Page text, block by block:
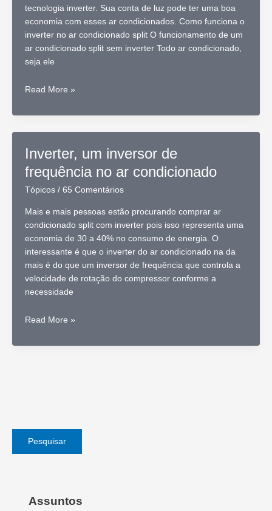
Pesquisar
Assuntos
tecnologia inverter. Sua conta de luz pode ter uma boa
economia com esses ar condicionados. Como funciona o
inverter no ar condicionado split O funcionamento de um
ar condicionado split sem inverter Todo ar condicionado,
seja ele
Inverter,
novidade
condicionado
split
Read More »
Inverter, um inversor de
frequência no ar condicionado
Tópicos/ 65 Comentários
Mais e mais pessoas estão procurando comprar ar
condicionado split com inverter pois isso representa uma
economia de 30 a 40% no consumo de energia. O
interessante é que o inverter do ar condicionado na da
mais é do que um inversor de frequência que controla a
velocidade de rotação do compressor conforme a
necessidade
Inverter,
inversor
Read More »